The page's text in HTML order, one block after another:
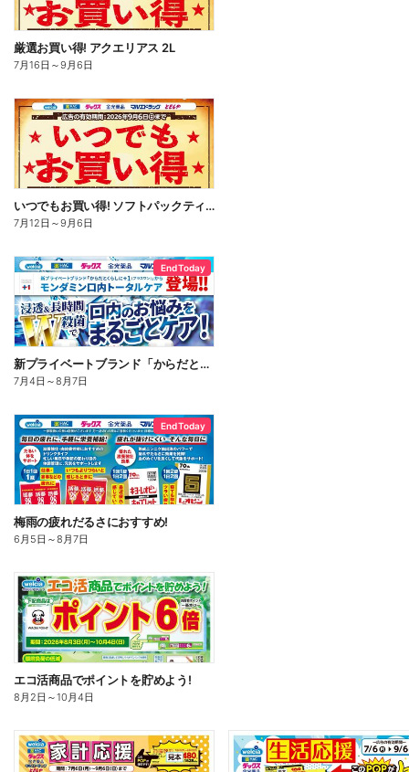
厳選お買い得! アクエリアス 2L
7月16日 ～9月6日
いつでもお買い得! ソフトパックティッシュ
7月12日 ～9月6日
End Today
新プライベートブランド「からだとくらしに+1(プラスワン)」よりモンダミン口内トータルケア登場!
7月4日 ～8月7日
End Today
梅雨の疲れだるさにおすすめ!
6月5日 ～8月7日
エコ活商品でポイントを貯めよう!
8月2日 ～10月4日